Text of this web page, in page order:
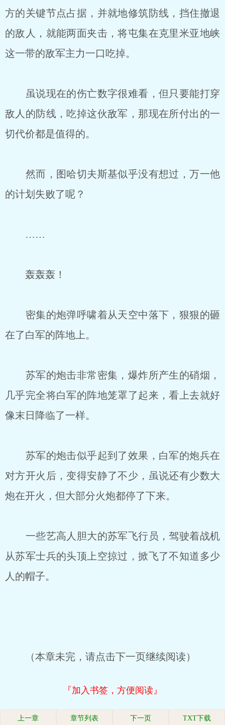
方的关键节点占据，并就地修筑防线，挡住撤退
的敌人，就能两面夹击，将屯集在克里米亚地峡
这一带的敌军主力一口吃掉。
虽说现在的伤亡数字很难看，但只要能打穿
敌人的防线，吃掉这伙敌军，那现在所付出的一
切代价都是值得的。
然而，图哈切夫斯基似乎没有想过，万一他
的计划失败了呢？
……
轰轰轰！
密集的炮弹呼啸着从天空中落下，狠狠的砸
在了白军的阵地上。
苏军的炮击非常密集，爆炸所产生的硝烟，
几乎完全将白军的阵地笼罩了起来，看上去就好
像末日降临了一样。
苏军的炮击似乎起到了效果，白军的炮兵在
对方开火后，变得安静了不少，虽说还有少数大
炮在开火，但大部分火炮都停了下来。
一些艺高人胆大的苏军飞行员，驾驶着战机
从苏军士兵的头顶上空掠过，掀飞了不知道多少
人的帽子。
（本章未完，请点击下一页继续阅读）
『加入书签，方便阅读』
上一章 章节列表 下一页 TXT下载